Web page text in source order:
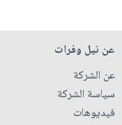
عن نيل وفرات
عن الشركة
سياسة الشركة
فيديوهات